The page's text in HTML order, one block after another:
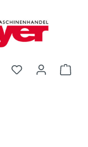
Du hast 0